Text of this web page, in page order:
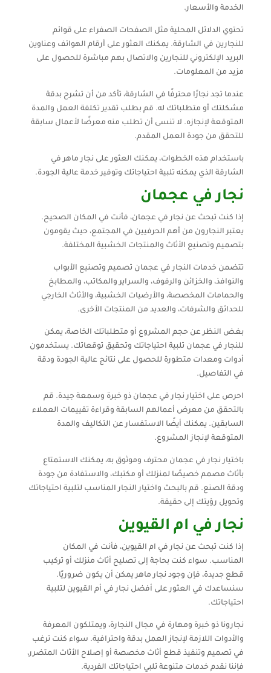
الخدمة والأسعار.
تحتوي الدلائل المحلية مثل الصفحات الصفراء على قوائم
للنجارين في الشارقة. يمكنك العثور على أرقام الهواتف وعناوين
البريد الإلكتروني للنجارين والاتصال بهم مباشرة للحصول على
مزيد من المعلومات.
عندما تجد نجارًا محترفًا في الشارقة، تأكد من أن تشرح بدقة
مشكلتك أو متطلباتك له. قم بطلب تقدير تكلفة العمل والمدة
المتوقعة لإنجازه. لا تنسى أن تطلب منه معرضًا لأعمال سابقة
للتحقق من جودة العمل المقدم.
باستخدام هذه الخطوات، يمكنك العثور على نجار ماهر في
الشارقة الذي يمكنه تلبية احتياجاتك وتوفير خدمة عالية الجودة.
نجار في عجمان
إذا كنت تبحث عن نجار في عجمان، فأنت في المكان الصحيح.
يعتبر النجارون من أهم الحرفيين في المجتمع، حيث يقومون
بتصميم وتصنيع الأثاث والمنتجات الخشبية المختلفة.
تتضمن خدمات النجار في عجمان تصميم وتصنيع الأبواب
والنوافذ، والخزائن والرفوف، والسراير والمكاتب، والمطابخ
والحمامات المخصصة، والأرضيات الخشبية، والأثاث الخارجي
للحدائق والشرفات، والعديد من المنتجات الأخرى.
بغض النظر عن حجم المشروع أو متطلباتك الخاصة، يمكن
للنجار في عجمان تلبية احتياجاتك وتحقيق توقعاتك. يستخدمون
أدوات ومعدات متطورة للحصول على نتائج عالية الجودة ودقة
في التفاصيل.
احرص على اختيار نجار في عجمان ذو خبرة وسمعة جيدة. قم
بالتحقق من معرض أعمالهم السابقة وقراءة تقييمات العملاء
السابقين. يمكنك أيضًا الاستفسار عن التكاليف والمدة
المتوقعة لإنجاز المشروع.
باختيار نجار في عجمان محترف وموثوق به، يمكنك الاستمتاع
بأثاث مصمم خصيصًا لمنزلك أو مكتبك، والاستفادة من جودة
ودقة الصنع. قم بالبحث واختيار النجار المناسب لتلبية احتياجاتك
وتحويل رؤيتك إلى حقيقة.
نجار في ام القيوين
إذا كنت تبحث عن نجار في ام القيوين، فأنت في المكان
المناسب. سواء كنت بحاجة إلى تصليح أثاث منزلك أو تركيب
قطع جديدة، فإن وجود نجار ماهر يمكن أن يكون ضروريًا.
سنساعدك في العثور على أفضل نجار في أم القيوين لتلبية
احتياجاتك.
نجارونا ذو خبرة ومهارة في مجال النجارة، ويمتلكون المعرفة
والأدوات اللازمة لإنجاز العمل بدقة واحترافية. سواء كنت ترغب
في تصميم وتنفيذ قطع أثاث مخصصة أو إصلاح الأثاث المتضرر،
فإننا نقدم خدمات متنوعة تلبي احتياجاتك الفردية.